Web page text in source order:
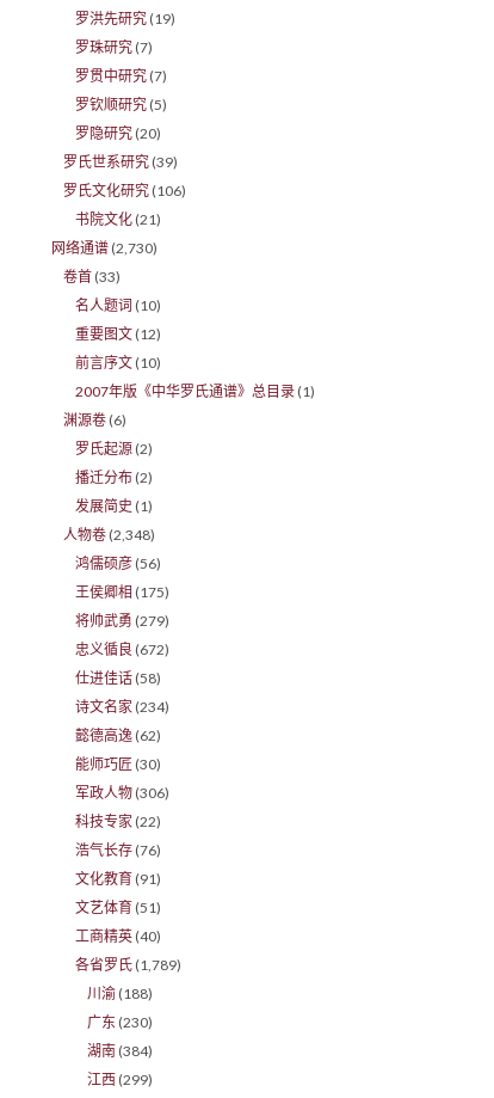
罗洪先研究 (19)
罗珠研究 (7)
罗贯中研究 (7)
罗钦顺研究 (5)
罗隐研究 (20)
罗氏世系研究 (39)
罗氏文化研究 (106)
书院文化 (21)
网络通谱 (2,730)
卷首 (33)
名人题词 (10)
重要图文 (12)
前言序文 (10)
2007年版《中华罗氏通谱》总目录 (1)
渊源卷 (6)
罗氏起源 (2)
播迁分布 (2)
发展简史 (1)
人物卷 (2,348)
鸿儒硕彦 (56)
王侯卿相 (175)
将帅武勇 (279)
忠义循良 (672)
仕进佳话 (58)
诗文名家 (234)
懿德高逸 (62)
能师巧匠 (30)
军政人物 (306)
科技专家 (22)
浩气长存 (76)
文化教育 (91)
文艺体育 (51)
工商精英 (40)
各省罗氏 (1,789)
川渝 (188)
广东 (230)
湖南 (384)
江西 (299)